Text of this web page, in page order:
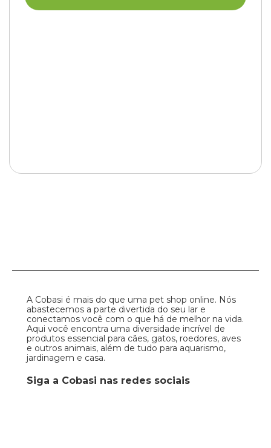
A Cobasi é mais do que uma pet shop online. Nós
abastecemos a parte divertida do seu lar e
conectamos você com o que há de melhor na vida.
Aqui você encontra uma diversidade incrível de
produtos essencial para cães, gatos, roedores, aves
e outros animais, além de tudo para aquarismo,
jardinagem e casa.
Siga a Cobasi nas redes sociais